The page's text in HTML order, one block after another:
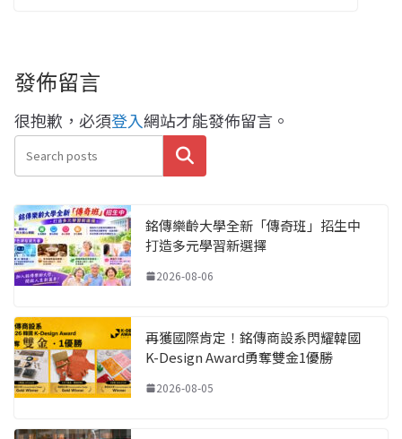
發佈留言
很抱歉，必須登入網站才能發佈留言。
搜尋
銘傳樂齡大學全新「傳奇班」招生中
打造多元學習新選擇
2026-08-06
再獲國際肯定！銘傳商設系閃耀韓國
K-Design Award勇奪雙金1優勝
2026-08-05